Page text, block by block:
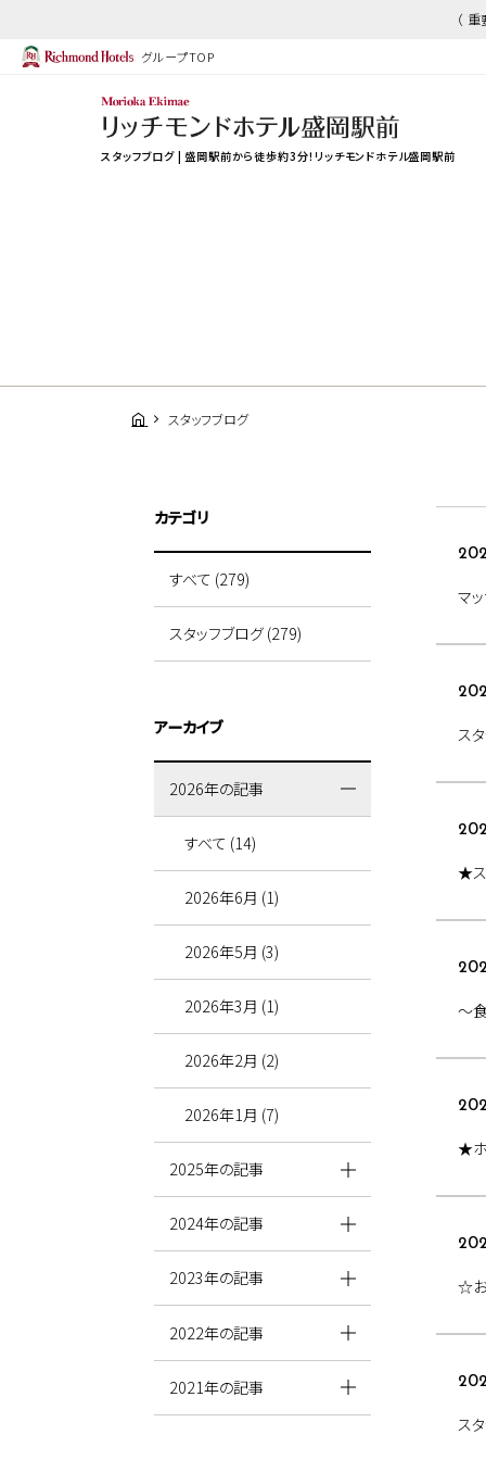
（
グループTOP
スタッフブログ | 盛岡駅前から徒歩約3分！リッチモンドホテル盛岡駅前
スタッフブログ
マ
ス
★ス
～
★ホ
☆お
ス
カテゴリ
すべて (279)
スタッフブログ (279)
アーカイブ
2026年の記事
すべて (14)
2026年6月 (1)
2026年5月 (3)
2026年3月 (1)
2026年2月 (2)
2026年1月 (7)
2025年の記事
2024年の記事
2023年の記事
2022年の記事
2021年の記事